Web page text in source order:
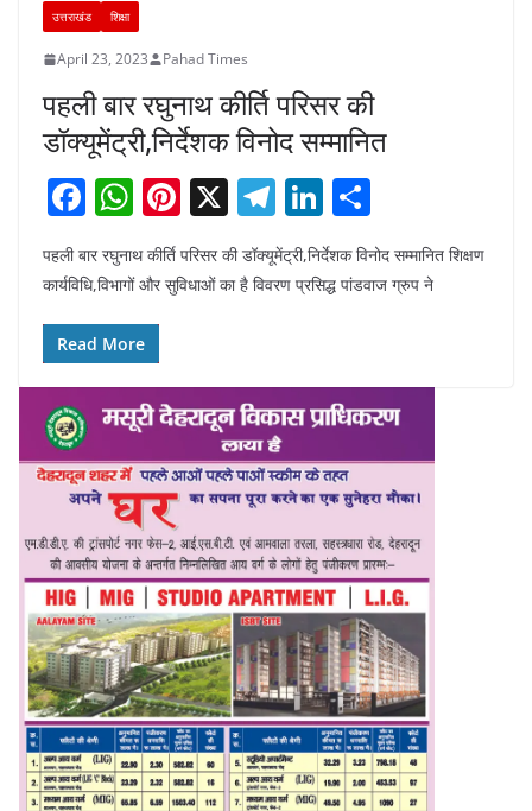
उत्तराखंड शिक्षा
April 23, 2023 Pahad Times
पहली बार रघुनाथ कीर्ति परिसर की
डॉक्यूमेंट्री,निर्देशक विनोद सम्मानित
F
c
e
b
o
o
k
W
h
at
s
A
p
p
Pi
nt
er
X T
el
e
gr
m
Li
n
k
e
n
h
ar
पहली बार रघुनाथ कीर्ति परिसर की डॉक्यूमेंट्री,निर्देशक विनोद सम्मानित शिक्षण
कार्यविधि,विभागों और सुविधाओं का है विवरण प्रसिद्ध पांडवाज ग्रुप ने
Read More